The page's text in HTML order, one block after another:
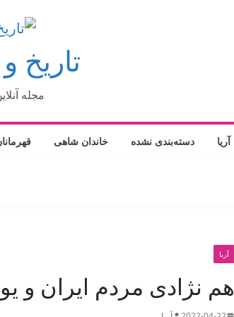
تاریخ
مجله
آریا دسته‌بندی نشده خاندان شاهی
آریا
هم نژادی مردم ایران و